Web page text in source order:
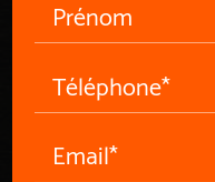
Prénom
Téléphone*
Email*